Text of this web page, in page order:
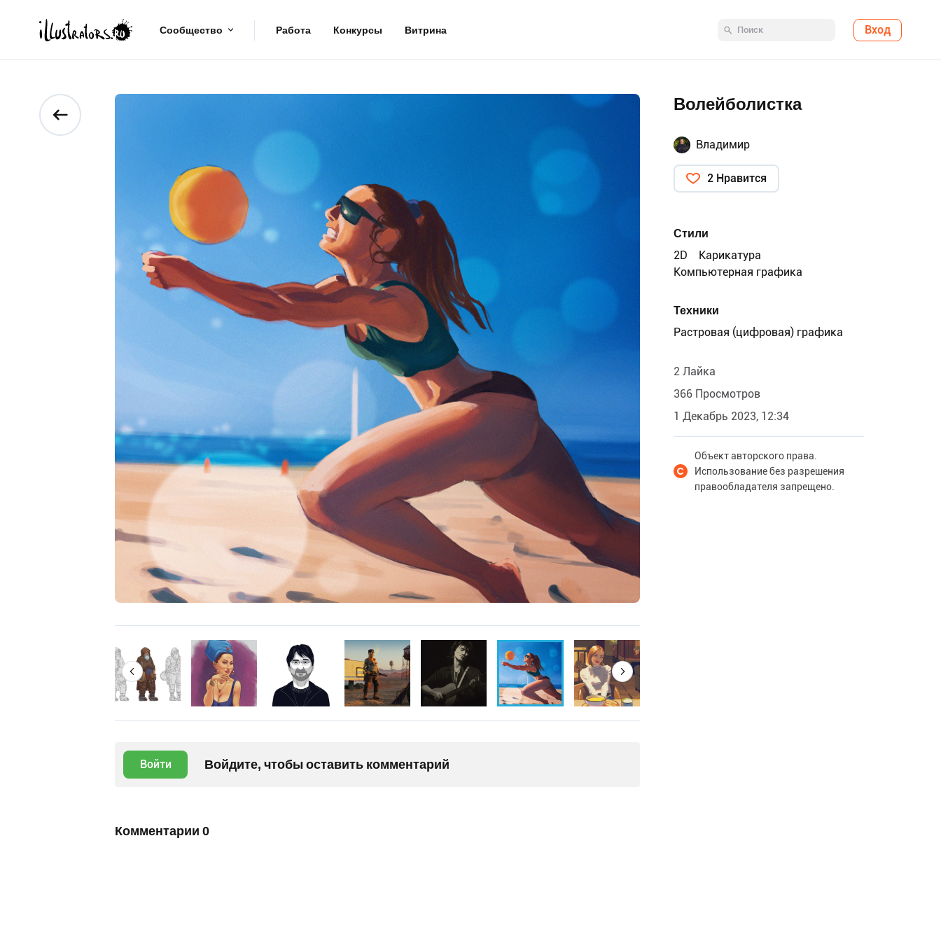
Сообщество Работа Конкурсы Витрина Вход
Войти Войдите, чтобы оставить комментарий
Комментарии 0
Волейболистка
Владимир
2 Нравится
Стили
2D
Карикатура
Компьютерная графика
Техники
Растровая (цифровая) графика
2 Лайка
366 Просмотров
1 Декабрь 2023, 12:34
Объект авторского права.
Использование без разрешения
правообладателя запрещено.